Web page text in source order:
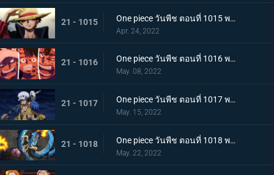
21 - 1015 One piece วันพีช ตอนที่ 1015 พากย์ไทย ลูฟี่หมวกฟาง ชายผู้ที่จะเป็นราชาโจรสลัด
Apr. 24, 2022
21 - 1016 One piece วันพีช ตอนที่ 1016 พากย์ไทย ศึกสัตว์ประหลาด! สามกัปตันต่างถือทิฐิ
May. 08, 2022
21 - 1017 One piece วันพีช ตอนที่ 1017 พากย์ไทย ออกท่าใหญ่ต่อเนื่อง! รุ่นที่เลวร้ายที่สุดโจมตีระห่ำ
May. 15, 2022
21 - 1018 One piece วันพีช ตอนที่ 1018 พากย์ไทย ไคโดหัวเราะ! สี่จักรพรรดิปะทะยุคสมัยใหม่
May. 22, 2022